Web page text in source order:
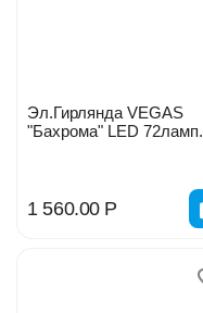
Эл.Гирлянда VEGAS
"Бахрома" LED 72ламп.
1 560.00 Р